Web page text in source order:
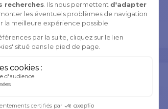
5,90 €
6,56 €
-10%